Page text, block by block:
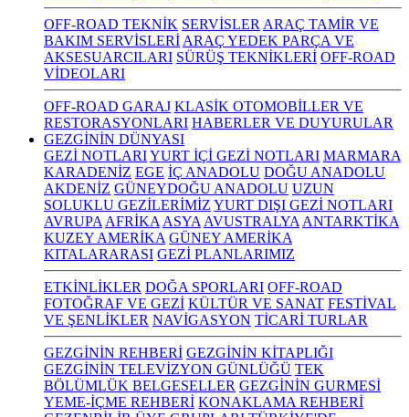
OFF-ROAD TEKNİK SERVİSLER ARAÇ TAMİR VE
BAKIM SERVİSLERİ ARAÇ YEDEK PARÇA VE
AKSESUARCILARI SÜRÜŞ TEKNİKLERİ OFF-ROAD
VİDEOLARI
OFF-ROAD GARAJ KLASİK OTOMOBİLLER VE
RESTORASYONLARI HABERLER VE DUYURULAR
GEZGİNİN DÜNYASI
GEZİ NOTLARIYURT İÇİ GEZİ NOTLARI MARMARA
KARADENİZ EGE İÇ ANADOLU DOĞU ANADOLU
AKDENİZ GÜNEYDOĞU ANADOLU UZUN
SOLUKLU GEZİLERİMİZ YURT DIŞI GEZİ NOTLARI
AVRUPA AFRİKA ASYA AVUSTRALYA ANTARKTİKA
KUZEY AMERİKA GÜNEY AMERİKA
KITALARARASI GEZİ PLANLARIMIZ
ETKİNLİKLER DOĞA SPORLARI OFF-ROAD
FOTOĞRAF VE GEZİ KÜLTÜR VE SANAT FESTİVAL
VE ŞENLİKLER NAVİGASYON TİCARİ TURLAR
GEZGİNİN REHBERİ GEZGİNİN KİTAPLIĞI
GEZGİNİN TELEVİZYON GÜNLÜĞÜ TEK
BÖLÜMLÜK BELGESELLER GEZGİNİN GURMESİ
YEME-İÇME REHBERİ KONAKLAMA REHBERİ